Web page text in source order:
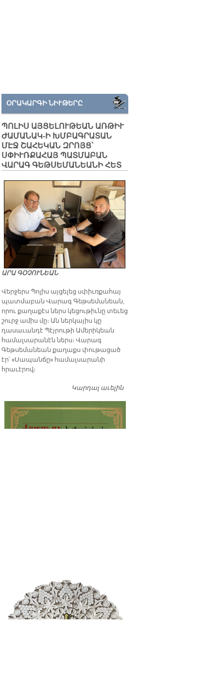
ՕՐԱԿԱՐԳԻ ՆԻՒԹԵՐԸ
ՊՈԼԻՍ ԱՅՑԵԼՈՒԹԵԱՆ ԱՌԹԻՒ
ԺԱՄԱՆԱԿ-Ի ԽՄԲԱԳՐԱՏԱՆ
ՄԷՋ ՇԱՀԵԿԱՆ ԶՐՈՅՑ՝
ՍՓԻՒՌՔԱՀԱՅ ՊԱՏՄԱԲԱՆ
ՎԱՐԱԳ ԳԵԹՍԵՄԱՆԵԱՆԻ ՀԵՏ
ԱՐԱ ԳՕՉՈՒՆԵԱՆ
Վերջերս Պոլիս այցելեց սփիւռքահայ
պատմաբան Վարագ Գեթսեմանեան,
որու քաղաքէս ներս կեցութիւնը տեւեց
շուրջ ամիս մը։ Ան ներկայիս կը
դասաւանդէ Պէյրութի Ամերիկեան
համալսարանէն ներս։ Վարագ
Գեթսեմանեան քաղաքս փութացած
էր՝ «Սապանճը» համալսարանի
հրաւէրով։
Կարդալ աւելինՊոլիս այցելութեան